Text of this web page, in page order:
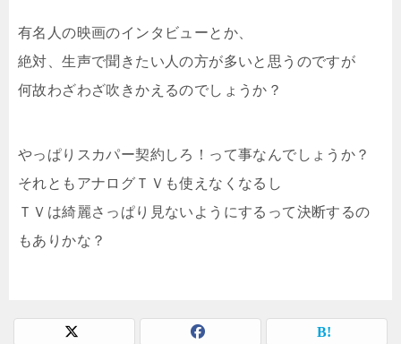
有名人の映画のインタビューとか、
絶対、生声で聞きたい人の方が多いと思うのですが
何故わざわざ吹きかえるのでしょうか？
やっぱりスカパー契約しろ！って事なんでしょうか？
それともアナログＴＶも使えなくなるし
ＴＶは綺麗さっぱり見ないようにするって決断するの
もありかな？